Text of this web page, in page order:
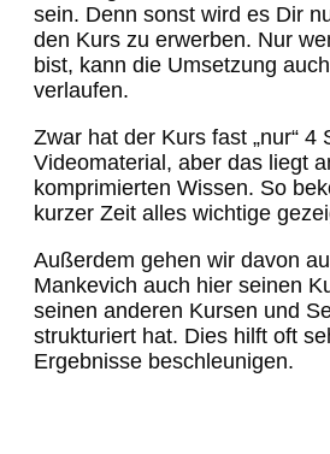
sein. Denn sonst wird es Dir
den Kurs zu erwerben. Nur
bist, kann die Umsetzung
verlaufen.
Zwar hat der Kurs fast „nur“ 4
Videomaterial, aber das liegt
komprimierten Wissen. So
kurzer Zeit alles wichtige
Außerdem gehen wir davon
Mankevich auch hier seinen
seinen anderen Kursen und
strukturiert hat. Dies hilft oft
Ergebnisse beschleunigen.